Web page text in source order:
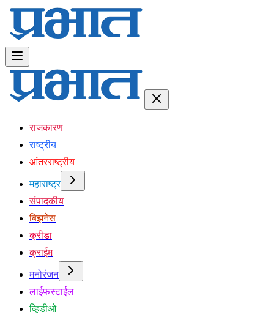
राजकारण
राष्ट्रीय
आंतरराष्ट्रीय
महाराष्ट्र
संपादकीय
बिझनेस
क्रीडा
क्राईम
मनोरंजन
लाईफस्टाईल
व्हिडीओ